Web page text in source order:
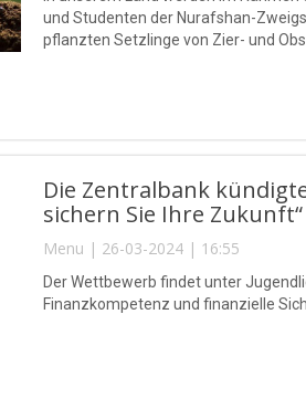
und Studenten der Nurafshan-
pflanzten Setzlinge von Zier- und
Die Zentralbank
sichern Sie Ihre
Menu | 26-03-2024 | 16:55
Der Wettbewerb findet unter
Finanzkompetenz und finanzielle